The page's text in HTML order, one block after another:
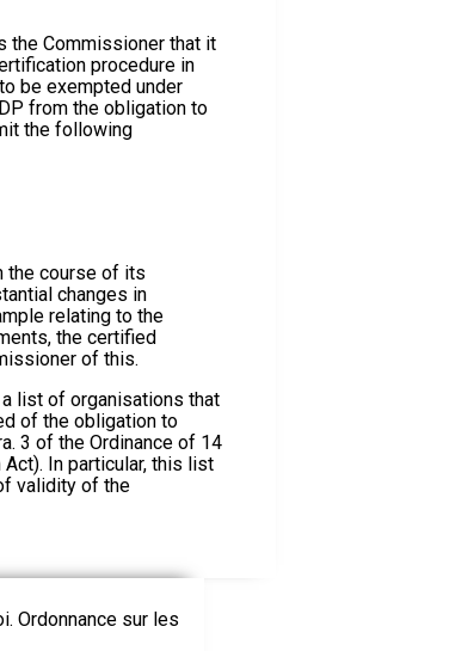
the Commissioner that it
procedure in
be exempted under
from the obligation to
the following
the course of its
changes in
relating to the
the certified
of this.
list of organisations that
of the obligation to
3 of the Ordinance of 14
In particular, this list
validity of the
Ordonnance sur les